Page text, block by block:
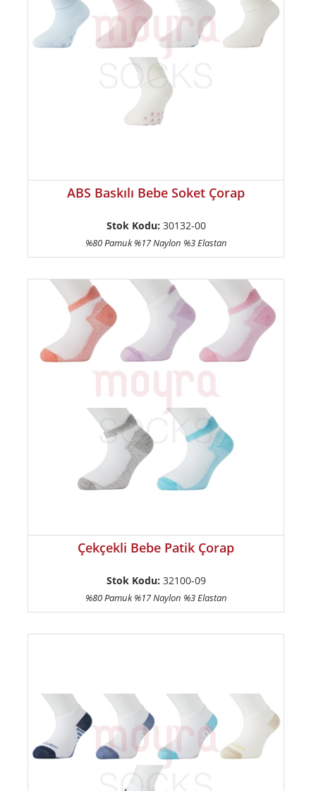
ABS Baskılı Bebe Soket Çorap
Stok Kodu: 30132-00
%80 Pamuk %17 Naylon %3 Elastan
Çekçekli Bebe Patik Çorap
Stok Kodu: 32100-09
%80 Pamuk %17 Naylon %3 Elastan